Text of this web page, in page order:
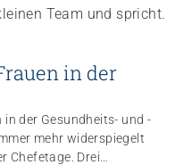
in der
in der Gesundheits- und
mehr widerspiegelt
Chefetage. Drei